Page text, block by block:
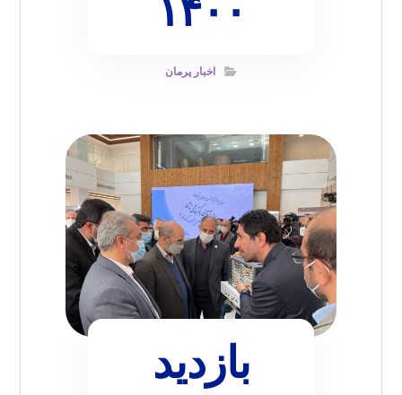
۱۴۰۰
اخبار پرمان
بازدید